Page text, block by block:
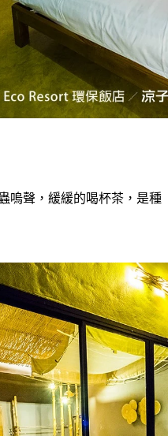
嗚聲，緩緩的喝杯茶，是種